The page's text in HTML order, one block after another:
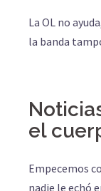
La OL no
la banda
el
Empecemos
nadie le echó